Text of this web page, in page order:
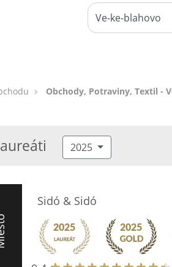
Obchody, Potraviny, Textil -
2025
Sidó & Sidó